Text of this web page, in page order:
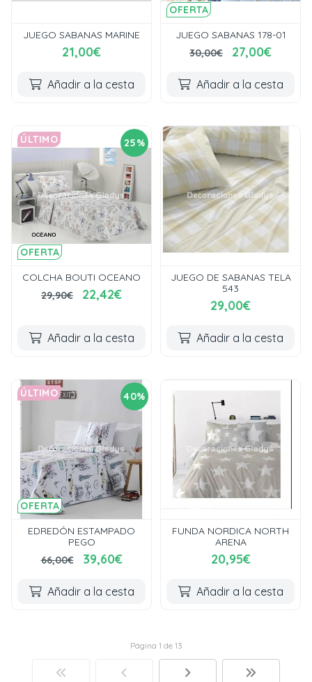
JUEGO SABANAS MARINE
21,00€
Añadir a la cesta
OFERTA
JUEGO SABANAS 178-01
30,00€
27,00€
Añadir a la cesta
25%
OFERTA
ÚLTIMO
COLCHA BOUTI OCEANO
29,90€
22,42€
Añadir a la cesta
JUEGO DE SABANAS TELA
543
29,00€
Añadir a la cesta
40%
OFERTA
ÚLTIMO
EDREDÓN ESTAMPADO
PEGO
66,00€
39,60€
Añadir a la cesta
FUNDA NORDICA NORTH
ARENA
20,95€
Añadir a la cesta
Página 1 de 13